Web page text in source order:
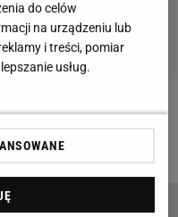
kadry pod okiem
do celów
na urządzeniu lub
i treści, pomiar
usług.